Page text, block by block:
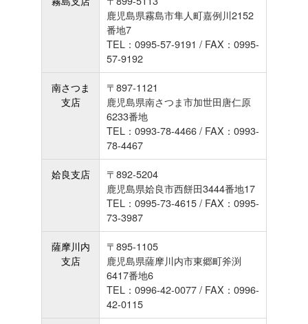
鹿児島県霧島市隼人町嘉例川2152
番地7
TEL：0995-57-9191 / FAX：0995-
57-9192
南さつま
支店
〒897-1121
鹿児島県南さつま市加世田唐仁原
6233番地
TEL：0993-78-4466 / FAX：0993-
78-4467
姶良支店
〒892-5204
鹿児島県姶良市西餅田3444番地17
TEL：0995-73-4615 / FAX：0995-
73-3987
薩摩川内
支店
〒895-1105
鹿児島県薩摩川内市東郷町斧渕
6417番地6
TEL：0996-42-0077 / FAX：0996-
42-0115